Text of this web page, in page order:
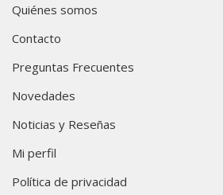
Quiénes somos
Contacto
Preguntas Frecuentes
Novedades
Noticias y Reseñas
Mi perfil
Política de privacidad